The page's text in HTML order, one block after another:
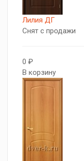
Лилия ДГ
Снят с продажи
0 ₽
В корзину